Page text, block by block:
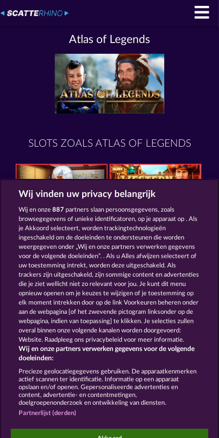
Atlas of Legends
SLOTS ZOALS ATLAS OF LEGENDS
Secret Mission Western Jack
Balthazar Texas Tycoon
Algemene voorwaarden Privacyverklaring
Colofon Bedrijf FAQ
Terugbetalingsverzoek indienen
Sociale casino games zijn enkel bedoeld voor
Wij vinden uw privacy belangrijk
Wij en onze887 partners slaan persoonsgegevens, zoals
browsegegevens of unieke identificatoren, op je apparaat op . Als
je Akkoord selecteert, worden trackingtechnologieën
ingeschakeld om de doeleinden te ondersteunen die worden
weergegeven onder „Wij en onze partners verwerken gegevens
voor de volgende doeleinden”. . Als u Alles afwijzen selecteert of
uw toestemming intrekt, worden deze uitgeschakeld. Als
trackers zijn uitgeschakeld, zijn sommige content en advertenties
die je ziet wellicht niet zo relevant voor jou. Je kunt dit menu
opnieuw openen om je keuzes te wijzigen of je toestemming op
elk moment intrekken door op de link Voorkeuren beheren onder
aan de webpagina [of het zwevende pictogram linksonder op de
webpagina, indien van toepassing] te klikken. Je selecties zullen
overal binnen onze volgende kanalen worden doorgevoerd:
Website. Raadpleeg ons privacybeleid voor meer informatie.
Wij en onze partners verwerken gegevens voor de volgende
doeleinden:
Precieze geolocatiegegevens gebruiken. De apparaatkenmerken
actief scannen ter identificatie. Informatie op een apparaat
opslaan en/of openen. Gepersonaliseerde advertenties en
content, advertentie- en contentmetingen,
doelgroepenonderzoek en ontwikkeling van diensten.
Partnerlijst (derden)